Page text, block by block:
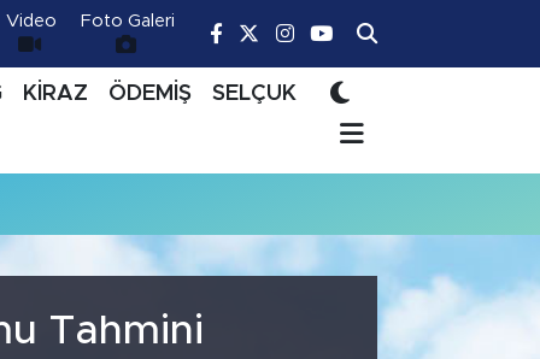
Video Foto Galeri
KİRAZ ÖDEMİŞ SELÇUK
Tahmini